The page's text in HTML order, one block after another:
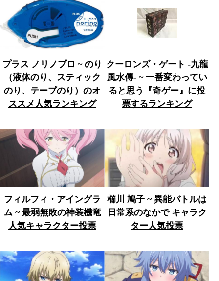
プラス ノリノプロ ~ のり
（液体のり、スティック
のり、テープのり）のオ
ススメ人気ランキング
クーロンズ・ゲート -九龍
風水傳- ~ 一番変わってい
ると思う『奇ゲー』に投
票するランキング
フィルフィ・アイングラ
ム ~ 最弱無敗の神装機竜
人気キャラクター投票
櫛川 鳩子 ~ 異能バトルは
日常系のなかで キャラク
ター人気投票